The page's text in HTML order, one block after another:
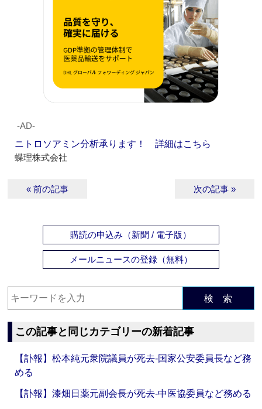
‐AD‐
ニトロソアミン分析承ります！ 詳細はこちら
蝶理株式会社
« 前の記事 次の記事 »
購読の申込み（新聞 / 電子版）
メールニュースの登録（無料）
検 索
この記事と同じカテゴリーの新着記事
【訃報】松本純元衆院議員が死去‐国家公安委員長など務
める
【訃報】漆畑日薬元副会長が死去‐中医協委員など務める